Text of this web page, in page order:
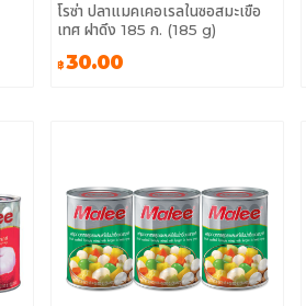
โรซ่า ปลาแมคเคอเรลในซอสมะเขือ
เทศ ฝาดึง 185 ก. (185 g)
฿30.00